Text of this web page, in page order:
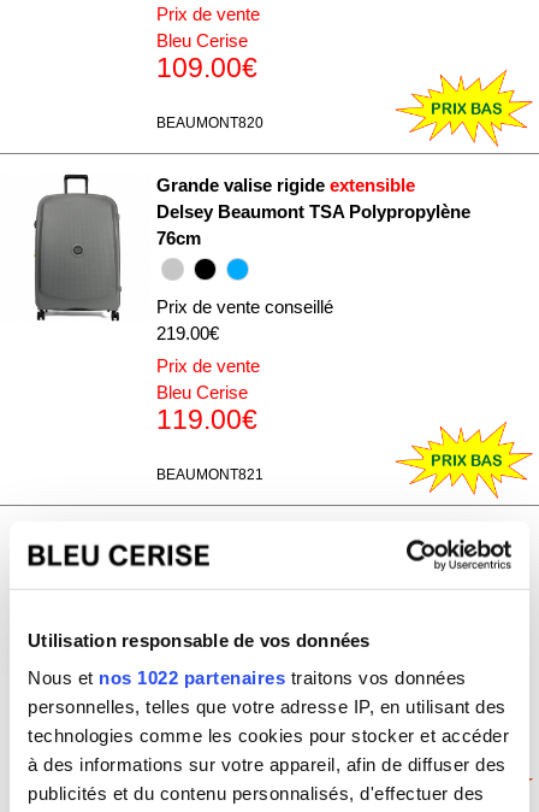
Utilisation responsable de vos données
Nous et nos 1022 partenaires traitons vos données
personnelles, telles que votre adresse IP, en utilisant des
technologies comme les cookies pour stocker et accéder
à des informations sur votre appareil, afin de diffuser des
publicités et du contenu personnalisés, d'effectuer des
Prix de vente
Bleu Cerise
109.00€
BEAUMONT820
Grande valise rigide extensible
Delsey Beaumont TSA Polypropylène
76cm
Prix de vente conseillé
219.00€
Prix de vente
Bleu Cerise
119.00€
BEAUMONT821
Grande valise rigide Delsey Moncey
TSA polypropylène 76cm
Prix de vente conseillé
Prix de vente
Bleu Cerise
120.00€
MONCEY821